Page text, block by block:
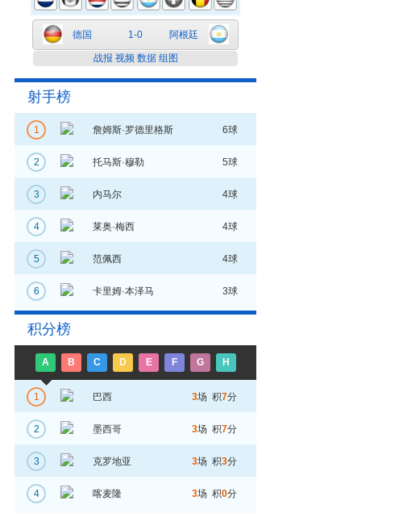
德国 1-0 阿根廷
战报 视频 数据 组图
射手榜
1 詹姆斯·罗德里格斯 6球
2 托马斯·穆勒 5球
3 内马尔 4球
4 莱奥·梅西 4球
5 范佩西 4球
6 卡里姆·本泽马 3球
积分榜
A B C D E F G H
1 巴西 3场 积7分
2 墨西哥 3场 积7分
3 克罗地亚 3场 积3分
4 喀麦隆 3场 积0分